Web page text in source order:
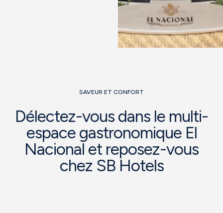
SAVEUR ET CONFORT
Délectez-vous dans le multi-
espace gastronomique El
Nacional et reposez-vous
chez SB Hotels